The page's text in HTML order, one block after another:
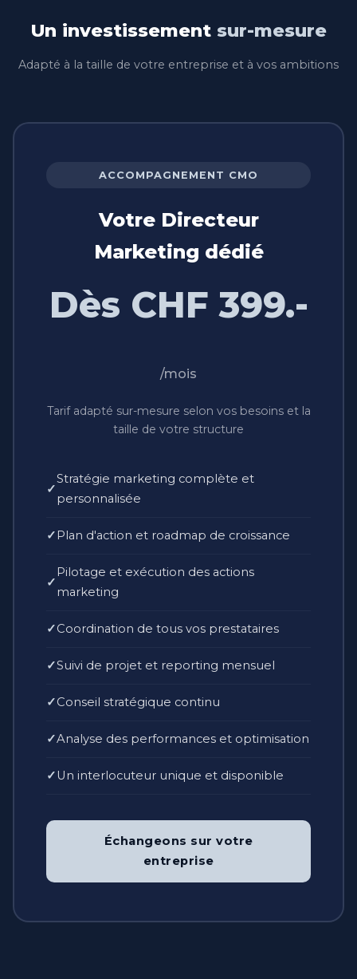
Un investissement sur-mesure
Adapté à la taille de votre entreprise et à vos ambitions
ACCOMPAGNEMENT CMO
Votre Directeur
Marketing dédié
Dès CHF 399.-
/mois
Tarif adapté sur-mesure selon vos besoins et la
taille de votre structure
Stratégie marketing complète et
personnalisée
Plan d'action et roadmap de croissance
Pilotage et exécution des actions
marketing
Coordination de tous vos prestataires
Suivi de projet et reporting mensuel
Conseil stratégique continu
Analyse des performances et optimisation
Un interlocuteur unique et disponible
Échangeons sur votre
entreprise